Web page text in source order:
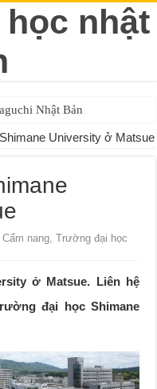
Nhật Bản
University ở Matsue
Cẩm nang,Trường đại học
ở Matsue. Liên hệ
đại học Shimane